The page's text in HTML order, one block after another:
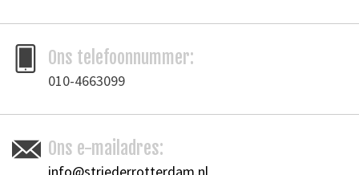
Ons telefoonnummer:
010-4663099
Ons e-mailadres:
info@striederrotterdam.nl